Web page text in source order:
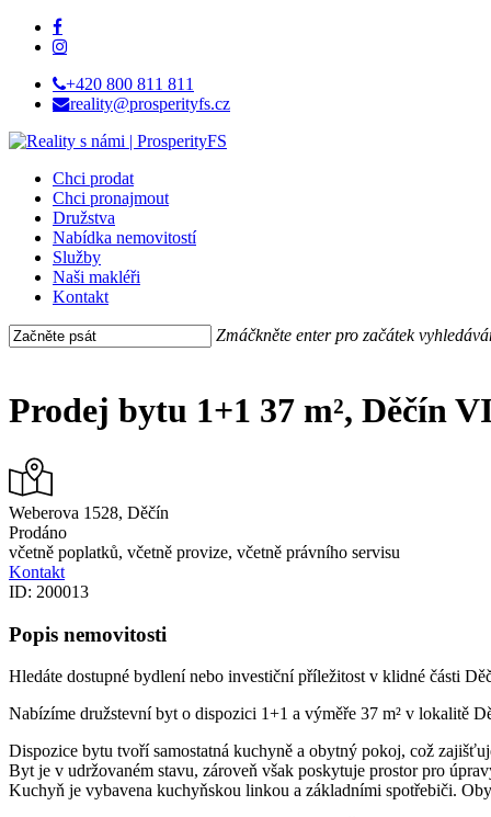
Skip
content
facebook
instagram
+420 800 811 811
reality@prosperityfs.cz
Menu
Chci prodat
Chci pronajmout
Družstva
Nabídka nemovitostí
Služby
Naši makléři
Kontakt
Zmáčkněte enter pro začátek
Prodej bytu 1+1 37 m², Děčín
Weberova 1528, Děčín
Prodáno
včetně poplatků, včetně provize, včetně právního servisu
Kontakt
ID: 200013
Popis nemovitosti
Hledáte dostupné bydlení nebo investiční příležitost v klidné části
Nabízíme družstevní byt o dispozici 1+1 a výměře 37 m² v lokalitě
Dispozice bytu tvoří samostatná kuchyně a obytný pokoj, což
Byt je v udržovaném stavu, zároveň však poskytuje prostor pro
Kuchyň je vybavena kuchyňskou linkou a základními spotřebiči.